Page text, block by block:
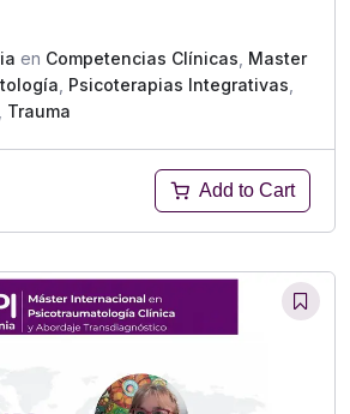
en Competencias Clínicas Master
Psicoterapias Integrativas
Trauma
Add to Cart